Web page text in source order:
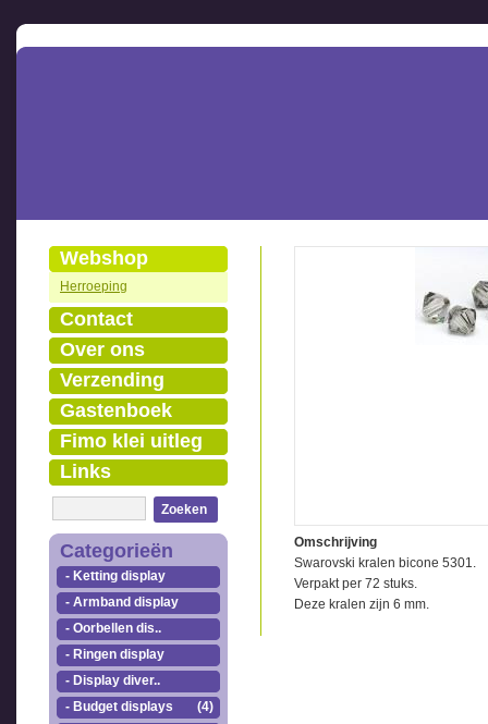
Webshop
Herroeping
Contact
Over ons
Verzending
Gastenboek
Fimo klei uitleg
Links
Zoeken
Categorieën
- Ketting display
- Armband display
- Oorbellen dis..
- Ringen display
- Display diver..
- Budget displays
(4)
Omschrijving
Swarovski kralen bicone 5301.
Verpakt per 72 stuks.
Deze kralen zijn 6 mm.